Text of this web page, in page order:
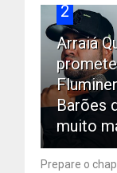
2
Arraiá
Barões
muito
Prepare o